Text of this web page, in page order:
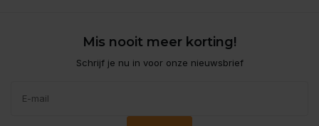
Mis nooit meer korting!
Schrijf je nu in voor onze nieuwsbrief